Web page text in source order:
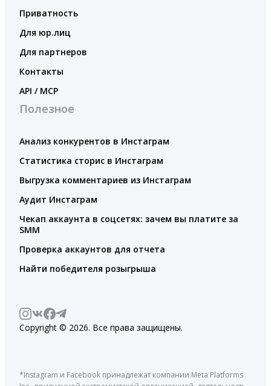
Приватность
Для юр.лиц
Для партнеров
Контакты
API / MCP
Полезное
Анализ конкурентов в Инстаграм
Статистика сторис в Инстаграм
Выгрузка комментариев из Инстаграм
Аудит Инстаграм
Чекап аккаунта в соцсетях: зачем вы платите за
SMM
Проверка аккаунтов для отчета
Найти победителя розыгрыша
Copyright © 2026. Все права защищены.
*Instagram и Facebook принадлежат компании Meta Platforms